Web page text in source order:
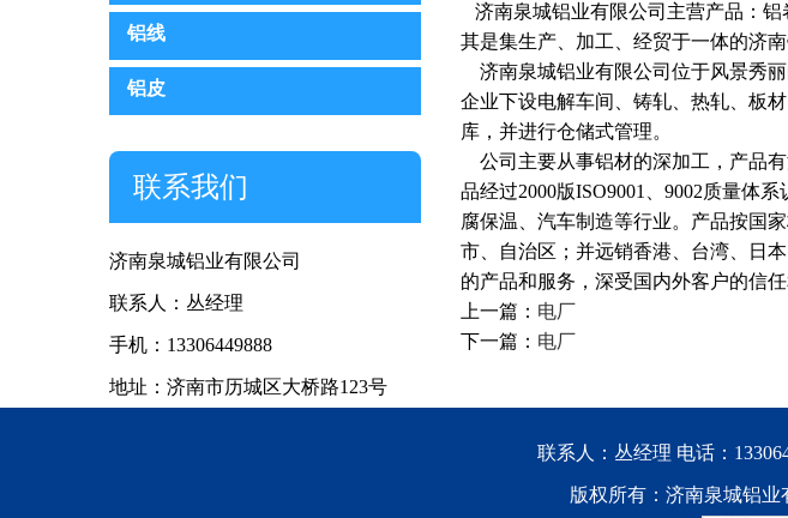
铝线
铝皮
联系我们
济南泉城铝业有限公司
联系人：丛经理
手机：13306449888
地址：济南市历城区大桥路123号
济南泉城铝业有限公司主营产品：铝
其是集生产、加工、经贸于一体的济南
济南泉城铝业有限公司位于风景秀丽
企业下设电解车间、铸轧、热轧、板
库，并进行仓储式管理。
公司主要从事铝材的深加工，产品
品经过2000版ISO9001、9002质量体
腐保温、汽车制造等行业。产品按国
市、自治区；并远销香港、台湾、日
的产品和服务，深受国内外客户的信任
上一篇： 电厂
下一篇： 电厂
联系人：丛经理 电话：
版权所有：济南泉城铝业